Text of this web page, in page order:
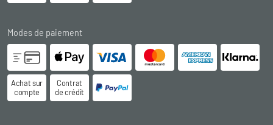
Modes de paiement
Achat sur
compte
Contrat
de crédit